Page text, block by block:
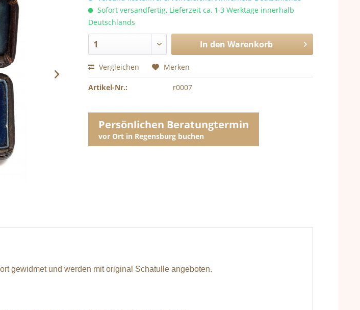
Sofort versandfertig, Lieferzeit ca. 1-3 Werktage innerhalb
Deutschlands
In den Warenkorb
Vergleichen Merken
Artikel-Nr.: r0007
Persönlichen Beratungtermin
vor Ort in Regensburg buchen
gewidmet und werden mit original Schatulle angeboten.